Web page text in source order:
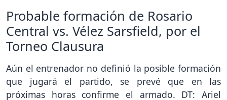
Probable formación de Rosario
Central vs. Vélez Sarsfield, por el
Torneo Clausura
Aún el entrenador no definió la posible formación
que jugará el partido, se prevé que en las
próximas horas confirme el armado. DT: Ariel